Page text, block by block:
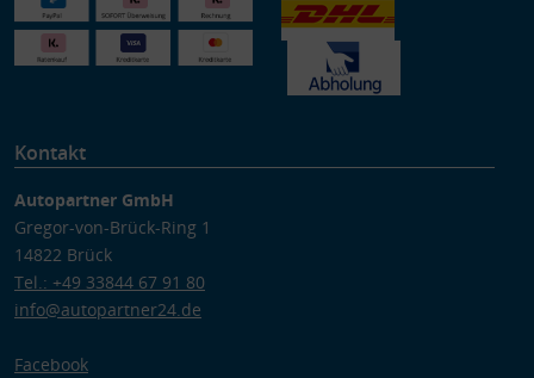
Kontakt
Autopartner GmbH
Gregor-von-Brück-Ring 1
14822 Brück
Tel.: +49 33844 67 91 80
info@autopartner24.de
Facebook